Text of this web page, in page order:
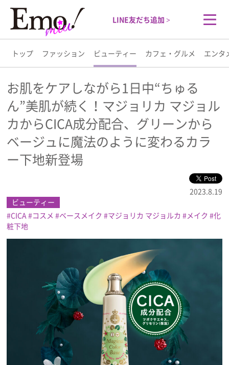
LINE友だち追加 >
トップ ファッション ビューティー カフェ・グルメ エンタ
トップ
ファッション
ビューティー
カフェ・グルメ
エンタメ
ライフスタイル
インタビュー
フィルム
Emoメン
お肌をケアしながら1日中“ちゅる
ん”美肌が続く！マジョリカ マジョル
カからCICA成分配合、グリーンから
ベージュに魔法のように変わるカラ
ー下地新登場
2023.8.19
ビューティー
CICA
コスメ ベースメイク マジョリカ マジョルカ メイク
化
粧下地